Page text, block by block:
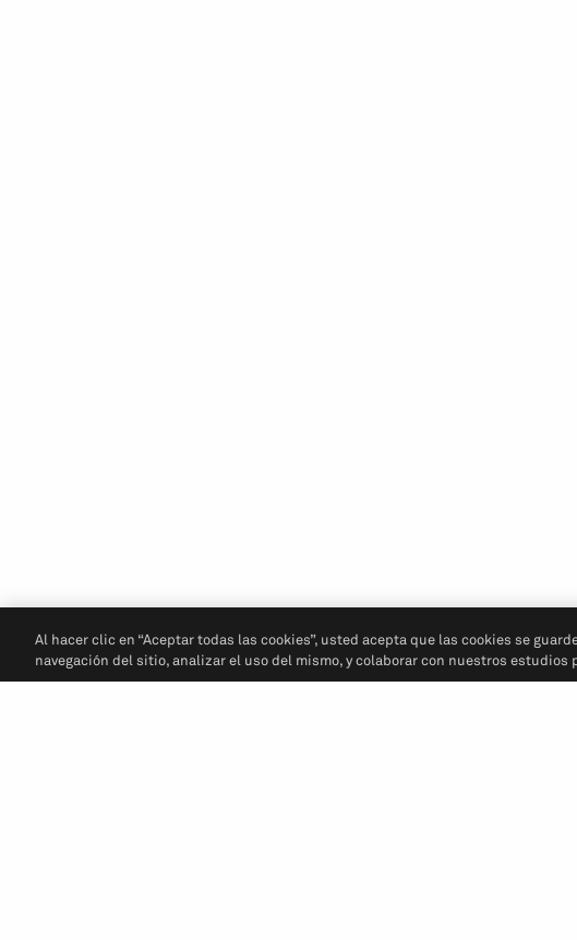
Al hacer clic en “Aceptar todas las cookies”, usted acepta que las cookies se
navegación del sitio, analizar el uso del mismo, y colaborar con nuestros estudios